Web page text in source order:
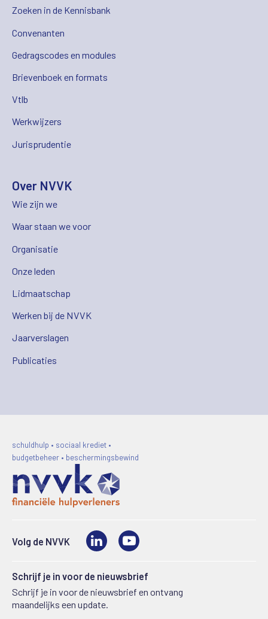
Zoeken in de Kennisbank
Convenanten
Gedragscodes en modules
Brievenboek en formats
Vtlb
Werkwijzers
Jurisprudentie
Over NVVK
Wie zijn we
Waar staan we voor
Organisatie
Onze leden
Lidmaatschap
Werken bij de NVVK
Jaarverslagen
Publicaties
schuldhulp • sociaal krediet •
budgetbeheer • beschermingsbewind
Volg de NVVK LinkedIn
Schrijf je in voor de nieuwsbrief
Schrijf je in voor de nieuwsbrief en ontvang
maandelijks een update.